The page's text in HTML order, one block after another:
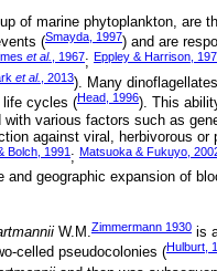
of marine phytoplankton, are
(Smayda, 1997) and are
et al., 1967; Eppley & Harrison,
et al. , 2013). Many
life cycles (Head, 1996). This
various factors such as
against viral, herbivorous
Bolch, 1991 ; Matsuoka & Fukuyo,
geographic expansion of
W.M.Zimmermann 1930 is
celled pseudocolonies (Hulburt,